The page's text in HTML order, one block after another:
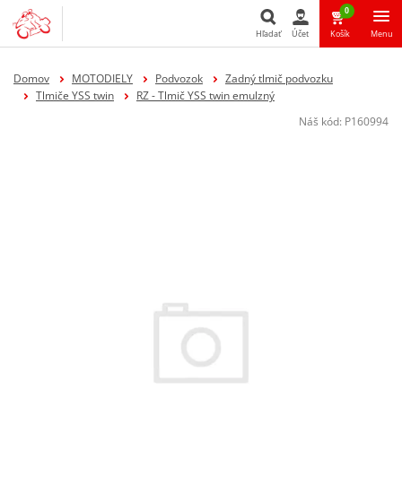
Hľadať Účet
0
Košík Menu
Domov MOTODIELY Podvozok
Zadný tlmič podvozku
Tlmiče YSS twin
RZ - Tlmič YSS twin emulzný
Náš kód: P160994